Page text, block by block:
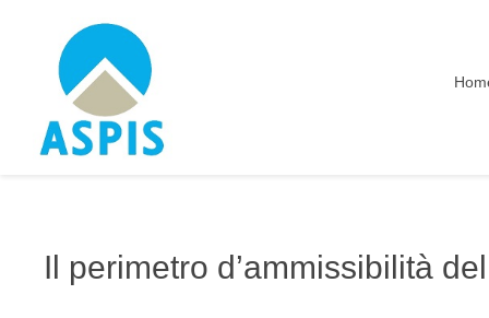
Il perimetro d’ammissibilità